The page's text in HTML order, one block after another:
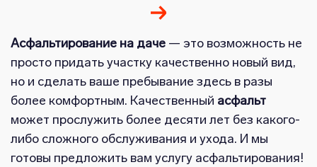
Асфальтирование на даче — это возможность не
просто придать участку качественно новый вид,
но и сделать ваше пребывание здесь в разы
более комфортным. Качественный асфальт
может прослужить более десяти лет без какого-
либо сложного обслуживания и ухода. И мы
готовы предложить вам услугу асфальтирования!